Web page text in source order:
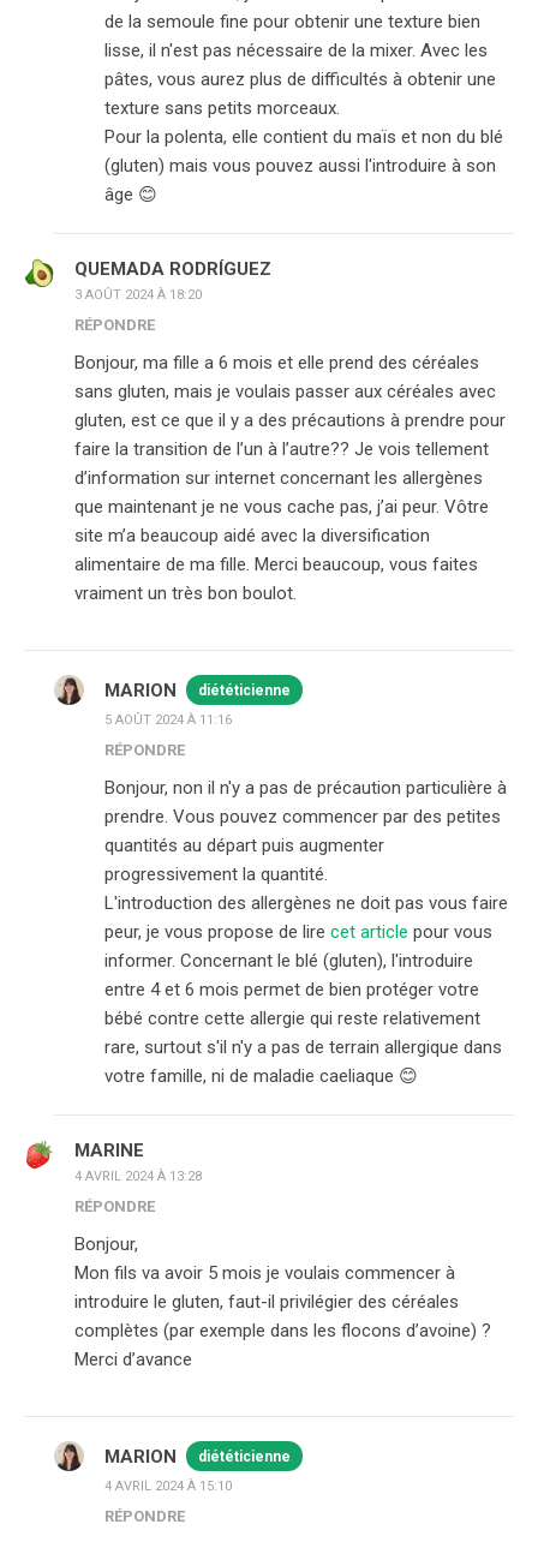
de la semoule fine pour obtenir une texture bien
lisse, il n'est pas nécessaire de la mixer. Avec les
pâtes, vous aurez plus de difficultés à obtenir une
texture sans petits morceaux.
Pour la polenta, elle contient du maïs et non du blé
(gluten) mais vous pouvez aussi l'introduire à son
âge 😊
QUEMADA RODRÍGUEZ
3 AOÛT 2024 À 18:20
RÉPONDRE
Bonjour, ma fille a 6 mois et elle prend des céréales
sans gluten, mais je voulais passer aux céréales avec
gluten, est ce que il y a des précautions à prendre pour
faire la transition de l’un à l’autre?? Je vois tellement
d’information sur internet concernant les allergènes
que maintenant je ne vous cache pas, j’ai peur. Vôtre
site m’a beaucoup aidé avec la diversification
alimentaire de ma fille. Merci beaucoup, vous faites
vraiment un très bon boulot.
MARION diététicienne
5 AOÛT 2024 À 11:16
RÉPONDRE
Bonjour, non il n'y a pas de précaution particulière à
prendre. Vous pouvez commencer par des petites
quantités au départ puis augmenter
progressivement la quantité.
L'introduction des allergènes ne doit pas vous faire
peur, je vous propose de lire cet article pour vous
informer. Concernant le blé (gluten), l'introduire
entre 4 et 6 mois permet de bien protéger votre
bébé contre cette allergie qui reste relativement
rare, surtout s'il n'y a pas de terrain allergique dans
votre famille, ni de maladie caeliaque 😊
MARINE
4 AVRIL 2024 À 13:28
RÉPONDRE
Bonjour,
Mon fils va avoir 5 mois je voulais commencer à
introduire le gluten, faut-il privilégier des céréales
complètes (par exemple dans les flocons d’avoine) ?
Merci d’avance
MARION diététicienne
4 AVRIL 2024 À 15:10
RÉPONDRE